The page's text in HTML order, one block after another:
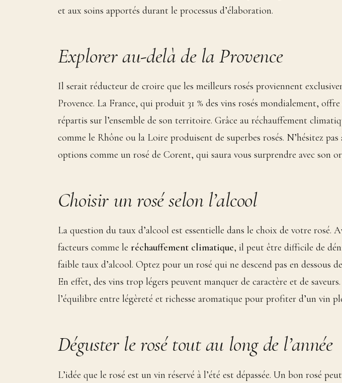
et aux soins apportés durant le processus d’élaboration.
Explorer au-delà de la Provence
Il serait réducteur de croire que les meilleurs rosés proviennent
Provence. La France, qui produit 31 % des vins rosés mondialement,
répartis sur l’ensemble de son territoire. Grâce au réchauffement
comme le Rhône ou la Loire produisent de superbes rosés. N’hésitez pas
options comme un rosé de Corent, qui saura vous surprendre avec son
Choisir un rosé selon l’alcool
La question du taux d’alcool est essentielle dans le choix de votre rosé.
facteurs comme le réchauffement climatique, il peut être difficile de
faible taux d’alcool. Optez pour un rosé qui ne descend pas en dessous de
En effet, des vins trop légers peuvent manquer de caractère et de
l’équilibre entre légèreté et richesse aromatique pour profiter d’un vin
Déguster le rosé tout au long de l’année
L’idée que le rosé est un vin réservé à l’été est dépassée. Un bon rosé